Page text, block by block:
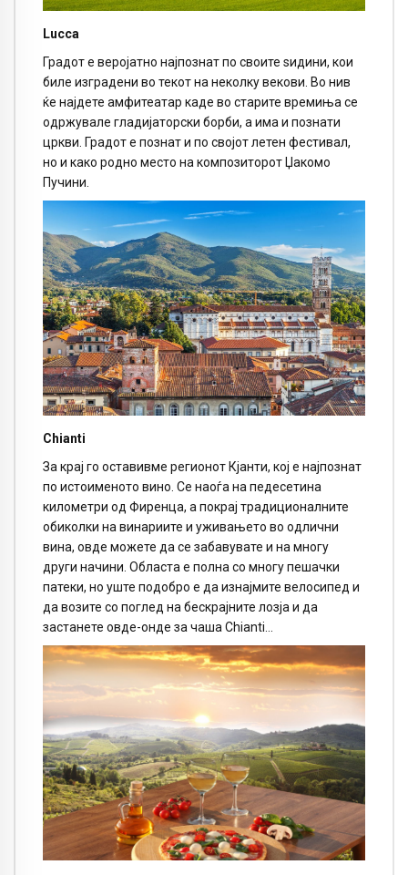
Lucca
Градот е веројатно најпознат по своите ѕидини, кои
биле изградени во текот на неколку векови. Во нив
ќе најдете амфитеатар каде во старите времиња се
одржувале гладијаторски борби, а има и познати
цркви. Градот е познат и по својот летен фестивал,
но и како родно место на композиторот Џакомо
Пучини.
Chianti
За крај го оставивме регионот Кјанти, кој е најпознат
по истоименото вино. Се наоѓа на педесетина
километри од Фиренца, а покрај традиционалните
обиколки на винариите и уживањето во одлични
вина, овде можете да се забавувате и на многу
други начини. Областа е полна со многу пешачки
патеки, но уште подобро е да изнајмите велосипед и
да возите со поглед на бескрајните лозја и да
застанете овде-онде за чаша Chianti…